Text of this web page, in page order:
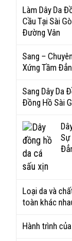
Làm Dây Da
Cầu Tại Sài
Đường Vân
Sang –
Xứng Tầm
Sang Dây Da
Đồng Hồ Sài
Sự
Loại da và
toàn khác
Hành trình